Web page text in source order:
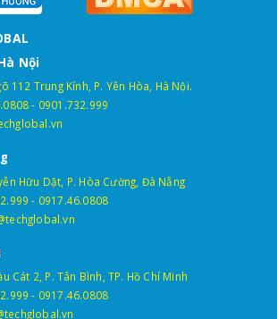
Nội
112 Trung Kính, P. Yên Hòa, Hà Nội.
- 0901.732.999
Hữu Dật, P. Hòa Cường, Đà Nẵng
- 0917.46.0808
Cát 2, P. Tân Bình, TP. Hồ Chí Minh
- 0917.46.0808